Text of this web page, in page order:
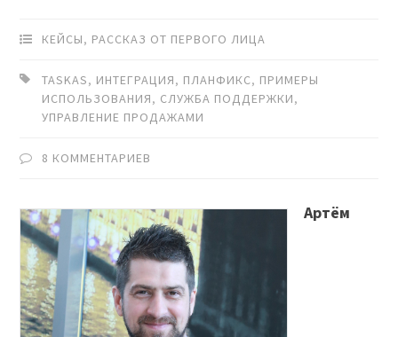
КЕЙСЫ, РАССКАЗ ОТ ПЕРВОГО ЛИЦА
TASKAS, ИНТЕГРАЦИЯ, ПЛАНФИКС, ПРИМЕРЫ
ИСПОЛЬЗОВАНИЯ, СЛУЖБА ПОДДЕРЖКИ,
УПРАВЛЕНИЕ ПРОДАЖАМИ
8 КОММЕНТАРИЕВ
Артём